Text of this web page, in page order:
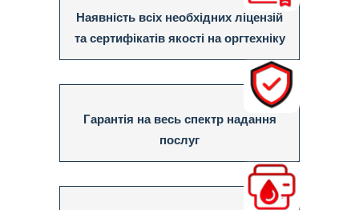
Наявність всіх необхідних ліцензій
та сертифікатів якості на оргтехніку
Гарантія на весь спектр надання
послуг